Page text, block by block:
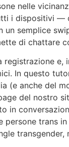
nelle
i dispositivi
semplice
di chattare
In questo
(e anche del
del nostro
in
trans